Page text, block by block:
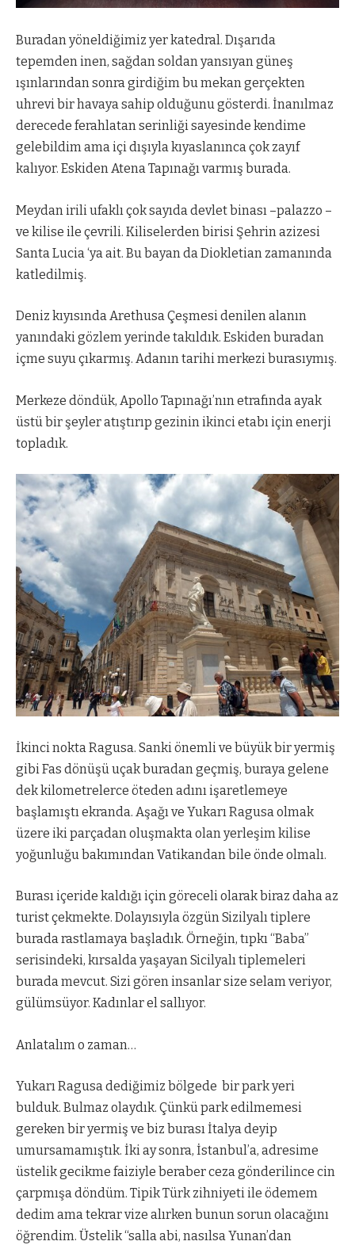
Buradan yöneldiğimiz yer katedral. Dışarıda
tepemden inen, sağdan soldan yansıyan güneş
ışınlarından sonra girdiğim bu mekan gerçekten
uhrevi bir havaya sahip olduğunu gösterdi. İnanılmaz
derecede ferahlatan serinliği sayesinde kendime
gelebildim ama içi dışıyla kıyaslanınca çok zayıf
kalıyor. Eskiden Atena Tapınağı varmış burada.
Meydan irili ufaklı çok sayıda devlet binası –palazzo –
ve kilise ile çevrili. Kiliselerden birisi Şehrin azizesi
Santa Lucia ‘ya ait. Bu bayan da Diokletian zamanında
katledilmiş.
Deniz kıyısında Arethusa Çeşmesi denilen alanın
yanındaki gözlem yerinde takıldık. Eskiden buradan
içme suyu çıkarmış. Adanın tarihi merkezi burasıymış.
Merkeze döndük, Apollo Tapınağı’nın etrafında ayak
üstü bir şeyler atıştırıp gezinin ikinci etabı için enerji
topladık.
İkinci nokta Ragusa. Sanki önemli ve büyük bir yermiş
gibi Fas dönüşü uçak buradan geçmiş, buraya gelene
dek kilometrelerce öteden adını işaretlemeye
başlamıştı ekranda. Aşağı ve Yukarı Ragusa olmak
üzere iki parçadan oluşmakta olan yerleşim kilise
yoğunluğu bakımından Vatikandan bile önde olmalı.
Burası içeride kaldığı için göreceli olarak biraz daha az
turist çekmekte. Dolayısıyla özgün Sizilyalı tiplere
burada rastlamaya başladık. Örneğin, tıpkı “Baba”
serisindeki, kırsalda yaşayan Sicilyalı tiplemeleri
burada mevcut. Sizi gören insanlar size selam veriyor,
gülümsüyor. Kadınlar el sallıyor.
Anlatalım o zaman…
Yukarı Ragusa dediğimiz bölgede bir park yeri
bulduk. Bulmaz olaydık. Çünkü park edilmemesi
gereken bir yermiş ve biz burası İtalya deyip
umursamamıştık. İki ay sonra, İstanbul’a, adresime
üstelik gecikme faiziyle beraber ceza gönderilince cin
çarpmışa döndüm. Tipik Türk zihniyeti ile ödemem
dedim ama tekrar vize alırken bunun sorun olacağını
öğrendim. Üstelik “salla abi, nasılsa Yunan’dan